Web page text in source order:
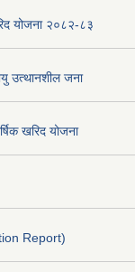
योजना २०८२-८३
उत्थानशील जना
खरिद योजना
Report)